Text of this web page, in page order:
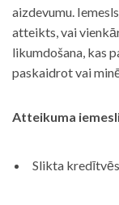
aizdevumu.
atteikts, vai
likumdošana, kas
paskaidrot vai
Atteikuma
Slikta